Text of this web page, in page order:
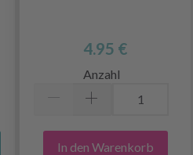
4.95 €
Anzahl
In den Warenkorb